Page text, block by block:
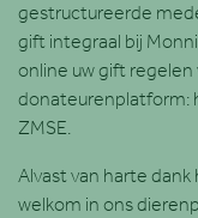
gestructureerde
gift integraal bij
online uw gift regelen
donateurenplatform:
ZMSE.
Alvast van harte
welkom in ons